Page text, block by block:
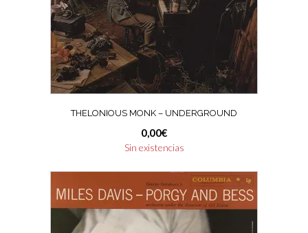
THELONIOUS MONK – UNDERGROUND
0,00€
Sin existencias